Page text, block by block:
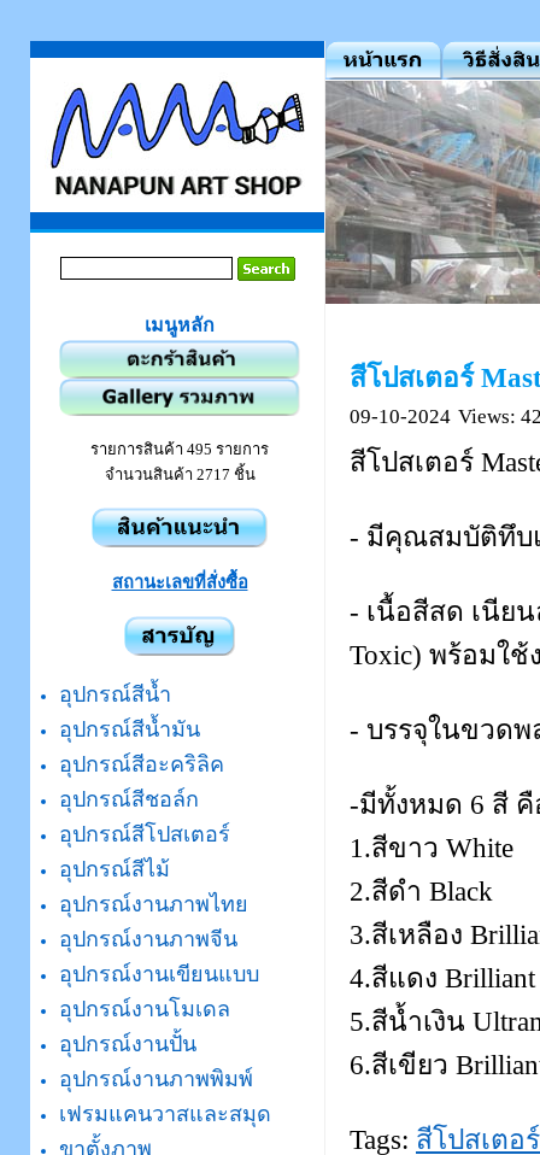
เมนูหลัก
รายการสินค้า 495 รายการ
จำนวนสินค้า 2717 ชิ้น
สถานะเลขที่สั่งซื้อ
อุปกรณ์สีน้ำ
อุปกรณ์สีน้ำมัน
อุปกรณ์สีอะคริลิค
อุปกรณ์สีชอล์ก
อุปกรณ์สีโปสเตอร์
อุปกรณ์สีไม้
อุปกรณ์งานภาพไทย
อุปกรณ์งานภาพจีน
อุปกรณ์งานเขียนแบบ
อุปกรณ์งานโมเดล
อุปกรณ์งานปั้น
อุปกรณ์งานภาพพิมพ์
เฟรมแคนวาสและสมุด
ขาตั้งภาพ
สีโปสเตอร์
09-10-2024 Views:
สีโปสเตอร์
- มีคุณสมบัติทึบ
- เนื้อสีสด เนีย
Toxic) พร้อมใช้
- บรรจุในขวด
-มีทั้งหมด 6 สี คื
1.สีขาว White
2.สีดำ Black
3.สีเหลือง
4.สีแดง Brilliant
5.สีน้ำเงิน
6.สีเขียว
Tags: สีโปสเตอร์